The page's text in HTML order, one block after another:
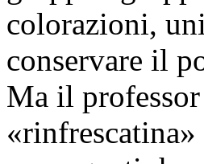
colorazioni,
conservare il
Ma il